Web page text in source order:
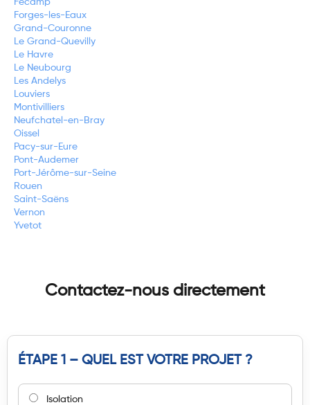
Fécamp
Forges-les-Eaux
Grand-Couronne
Le Grand-Quevilly
Le Havre
Le Neubourg
Les Andelys
Louviers
Montivilliers
Neufchatel-en-Bray
Oissel
Pacy-sur-Eure
Pont-Audemer
Port-Jérôme-sur-Seine
Rouen
Saint-Saëns
Vernon
Yvetot
Contactez-nous directement
ÉTAPE 1 – QUEL EST VOTRE PROJET ?
Isolation